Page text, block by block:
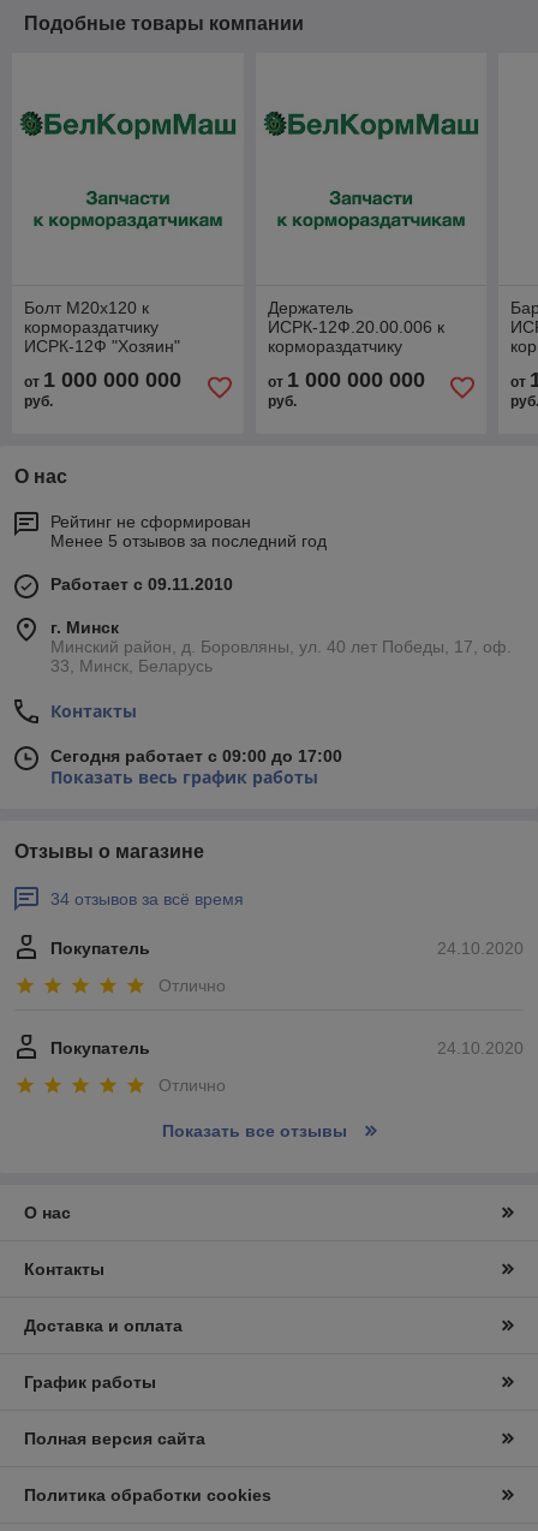
Подобные товары компании
Болт М20х120 к
кормораздатчику
ИСРК-12Ф "Хозяин"
от 1 000 000 000
руб.
Держатель
ИСРК-12Ф.20.00.006 к
кормораздатчику
от 1 000 000 000
руб.
от
О нас
Рейтинг не сформирован
Менее 5 отзывов за последний год
Работает с 09.11.2010
г. Минск
Минский район, д. Боровляны, ул. 40 лет Победы, 17, оф.
33, Минск, Беларусь
Контакты
Сегодня работает с 09:00 до 17:00
Показать весь график работы
Отзывы о магазине
34 отзывов за всё время
24.10.2020
Покупатель
Отлично
24.10.2020
Покупатель
Отлично
Показать все отзывы
О нас
Контакты
Доставка и оплата
График работы
Полная версия сайта
Политика обработки cookies